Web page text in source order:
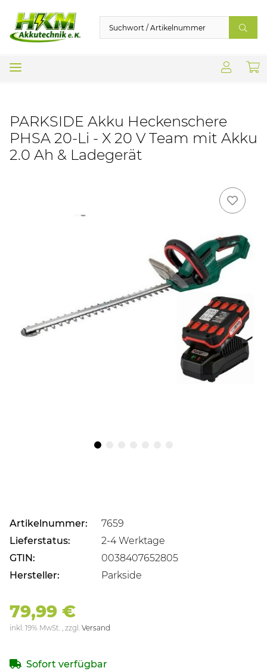
PARKSIDE Akku Heckenschere
PHSA 20-Li - X 20 V Team mit Akku
2.0 Ah & Ladegerät
Artikelnummer:
7659
Lieferstatus:
2-4 Werktage
GTIN:
0038407652805
Hersteller:
Parkside
79,99 €
inkl. 19% MwSt. , zzgl. Versand
Sofort verfügbar